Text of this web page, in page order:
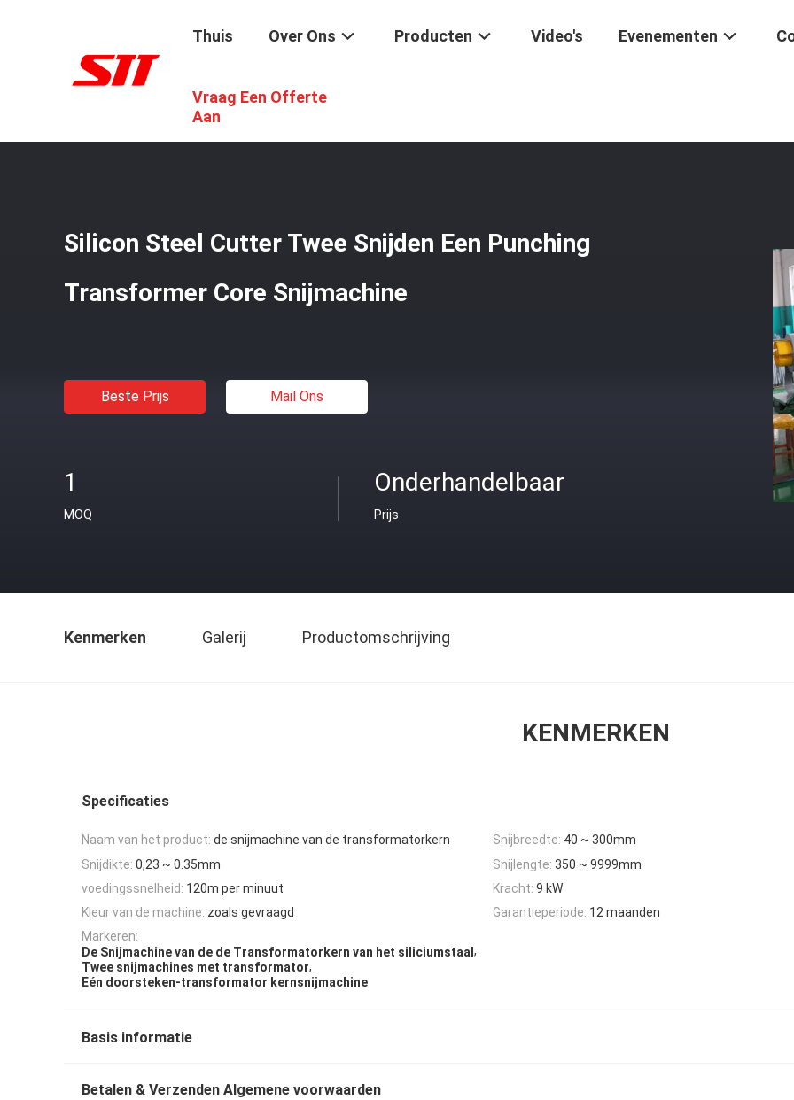
Thuis Over Ons Producten Video's Evenementen
Vraag Een Offerte
Aan
De Snijmachine Van De Transformatorkern
Silicon Steel Cutter Twee Snijden Een Punching
Transformer Core Snijmachine
Beste Prijs Mail Ons
1
MOQ
Onderhandelbaar
Prijs
Kenmerken Galerij Productomschrijving
KENMERKEN
Specificaties
Naam van het product: de snijmachine van de transformatorkern Snijbreedte: 40 ~ 300mm
Snijdikte: 0,23 ~ 0.35mm Snijlengte: 350 ~ 9999mm
voedingssnelheid: 120m per minuut Kracht: 9 kW
Kleur van de machine: zoals gevraagd Garantieperiode: 12 maanden
Markeren:
De Snijmachine van de de Transformatorkern van het siliciumstaal ,
Twee snijmachines met transformator,
Eén doorsteken-transformator kernsnijmachine
Basis informatie
Betalen & Verzenden Algemene voorwaarden